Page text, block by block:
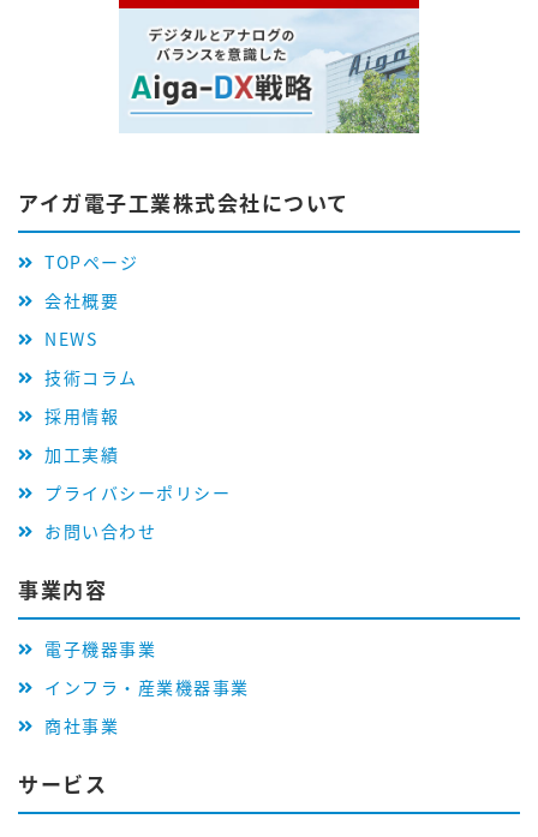
アイガ電子工業株式会社について
TOPページ
会社概要
NEWS
技術コラム
採用情報
加工実績
プライバシーポリシー
お問い合わせ
事業内容
電子機器事業
インフラ・産業機器事業
商社事業
サービス